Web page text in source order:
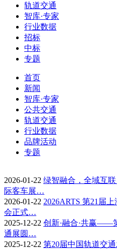
轨道交通
智库·专家
行业数据
招标
中标
专题
首页
新闻
智库·专家
公共交通
轨道交通
行业数据
品牌活动
专题
2026-01-22 绿智融合，全域互
际客车展…
2026-01-22 2026ARTS 第21届
会正式…
2025-12-22 创新·融合·共赢——
通展圆…
2025-12-22 第20届中国轨道交